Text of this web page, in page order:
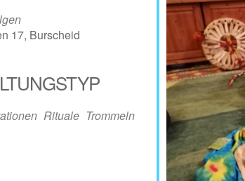
17, Burscheid
Rituale Trommeln